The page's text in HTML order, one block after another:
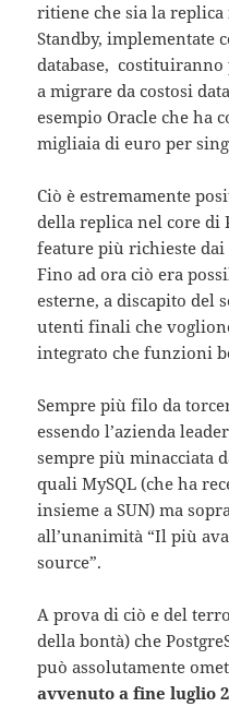
ritiene che sia la
Standby, implementate
database,
a migrare da costosi
esempio Oracle che ha
migliaia di euro per
Ciò è estremamente
della replica nel core di
feature più richieste
Fino ad ora ciò era
esterne, a discapito del
utenti finali che
integrato che funzioni
Sempre più filo da
essendo l’azienda
sempre più minacciata
quali MySQL (che ha
insieme a SUN) ma
all’unanimità “Il più
source”.
A prova di ciò e del
della bontà) che
può assolutamente
avvenuto a fine luglio